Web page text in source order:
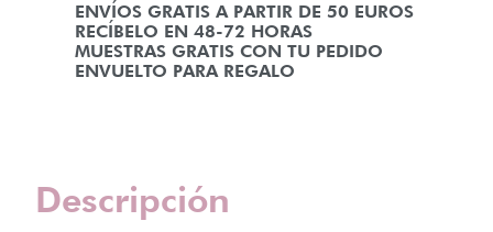
ENVÍOS GRATIS A PARTIR DE 50 EUROS
RECÍBELO EN 48-72 HORAS
MUESTRAS GRATIS CON TU PEDIDO
ENVUELTO PARA REGALO
Descripción